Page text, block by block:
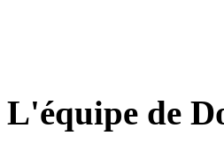
L'équipe de